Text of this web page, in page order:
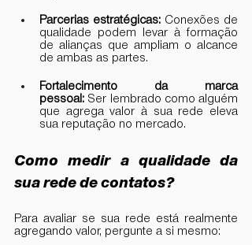
Parcerias estratégicas: Conexões de
qualidade podem levar à formação
de alianças que ampliam o alcance
de ambas as partes.
Fortalecimento da marca
pessoal: Ser lembrado como alguém
que agrega valor à sua rede eleva
sua reputação no mercado.
Como medir a qualidade da
sua rede de contatos?
Para avaliar se sua rede está realmente
agregando valor, pergunte a si mesmo: